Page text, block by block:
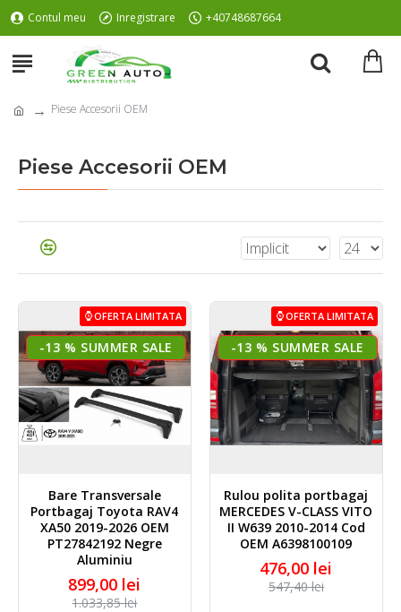
Contul meu Inregistrare +40748687664
Piese Accesorii OEM
Piese Accesorii OEM
OFERTA LIMITATA
-13 %
Bare Transversale
Portbagaj Toyota RAV4
XA50 2019-2026 OEM
PT27842192 Negre
Aluminiu
899,00 lei
1.033,85 lei
OFERTA LIMITATA
-13 %
Rulou polita portbagaj
MERCEDES V-CLASS VITO
II W639 2010-2014 Cod
OEM A6398100109
476,00 lei
547,40 lei